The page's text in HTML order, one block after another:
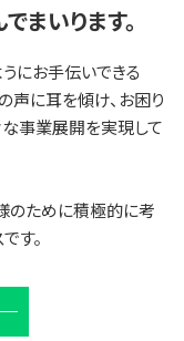
まいります。
にお手伝いできる
声に耳を傾け、お困り
な事業展開を実現して
のために積極的に考
す。